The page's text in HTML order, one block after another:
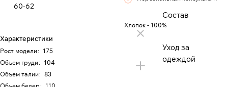
60-62
Характеристики
Рост модели: 175
Объем груди: 104
Объем талии: 83
Состав
Хлопок - 100%
Уход за
одеждой